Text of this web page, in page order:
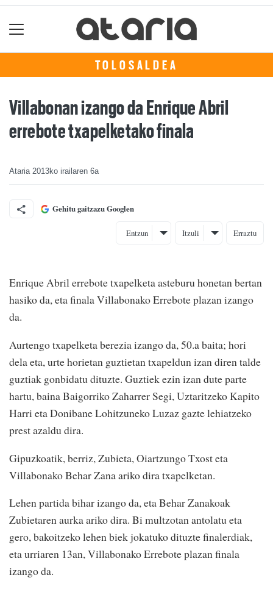
TOLOSALDEA
Villabonan izango da Enrique Abril
errebote txapelketako finala
Ataria 2013ko irailaren 6a
Gehitu gaitzazu Googlen
Entzun Itzuli Erraztu
Enrique Abril errebote txapelketa asteburu honetan bertan
hasiko da, eta finala Villabonako Errebote plazan izango
da.
Aurtengo txapelketa berezia izango da, 50.a baita; hori
dela eta, urte horietan guztietan txapeldun izan diren talde
guztiak gonbidatu dituzte. Guztiek ezin izan dute parte
hartu, baina Baigorriko Zaharrer Segi, Uztaritzeko Kapito
Harri eta Donibane Lohitzuneko Luzaz gazte lehiatzeko
prest azaldu dira.
Gipuzkoatik, berriz, Zubieta, Oiartzungo Txost eta
Villabonako Behar Zana ariko dira txapelketan.
Lehen partida bihar izango da, eta Behar Zanakoak
Zubietaren aurka ariko dira. Bi multzotan antolatu eta
gero, bakoitzeko lehen biek jokatuko dituzte finalerdiak,
eta urriaren 13an, Villabonako Errebote plazan finala
izango da.